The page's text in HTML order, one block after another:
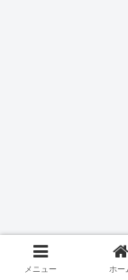
メニュー ホー